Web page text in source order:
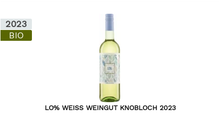
2023
BIO
LO% WEISS WEINGUT KNOBLOCH 2023